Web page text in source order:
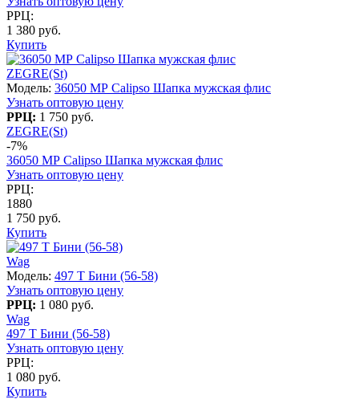
РРЦ:
1 380 руб.
Купить
ZEGRE(St)
Модель: 36050 MР Calipso Шапка мужская флис
Узнать оптовую цену
РРЦ: 1 750 руб.
ZEGRE(St)
-7%
36050 MР Calipso Шапка мужская флис
Узнать оптовую цену
РРЦ:
1880
1 750 руб.
Купить
Wag
Модель: 497 T Бини (56-58)
Узнать оптовую цену
РРЦ: 1 080 руб.
Wag
497 T Бини (56-58)
Узнать оптовую цену
РРЦ:
1 080 руб.
Купить